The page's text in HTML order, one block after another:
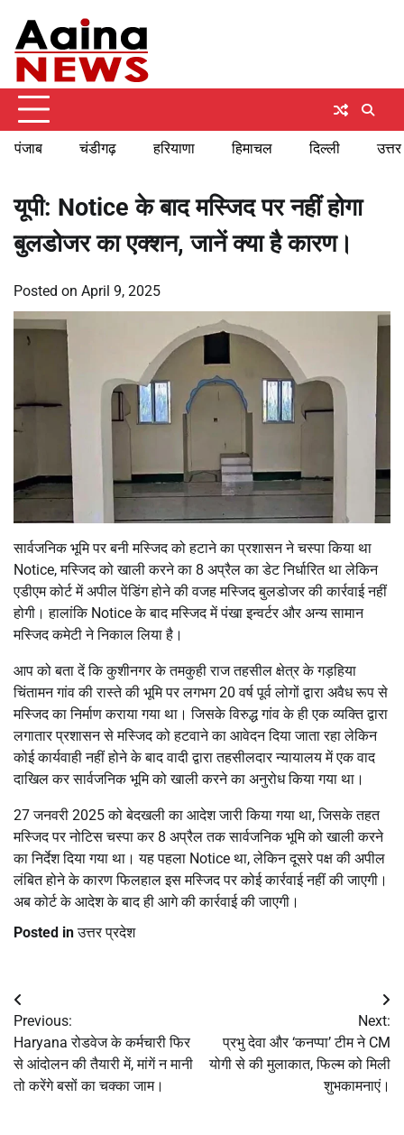
content
पंजाब चंडीगढ़ हरियाणा हिमाचल दिल्ली
यूपी: Notice के बाद मस्जिद पर नहीं होगा
बुलडोजर का एक्शन, जानें क्या है कारण।
Posted on April 9, 2025
सार्वजनिक भूमि पर बनी मस्जिद को हटाने का प्रशासन ने चस्पा किया था
Notice, मस्जिद को खाली करने का 8 अप्रैल का डेट निर्धारित था लेकिन
एडीएम कोर्ट में अपील पेंडिंग होने की वजह मस्जिद बुलडोजर की कार्रवाई नहीं
होगी। हालांकि Notice के बाद मस्जिद में पंखा इन्वर्टर और अन्य सामान
मस्जिद कमेटी ने निकाल लिया है।
आप को बता दें कि कुशीनगर के तमकुही राज तहसील क्षेत्र के गड़हिया
चिंतामन गांव की रास्ते की भूमि पर लगभग 20 वर्ष पूर्व लोगों द्वारा अवैध रूप से
मस्जिद का निर्माण कराया गया था। जिसके विरुद्ध गांव के ही एक व्यक्ति द्वारा
लगातार प्रशासन से मस्जिद को हटवाने का आवेदन दिया जाता रहा लेकिन
कोई कार्यवाही नहीं होने के बाद वादी द्वारा तहसीलदार न्यायालय में एक वाद
दाखिल कर सार्वजनिक भूमि को खाली करने का अनुरोध किया गया था।
27 जनवरी 2025 को बेदखली का आदेश जारी किया गया था, जिसके तहत
मस्जिद पर नोटिस चस्पा कर 8 अप्रैल तक सार्वजनिक भूमि को खाली करने
का निर्देश दिया गया था। यह पहला Notice था, लेकिन दूसरे पक्ष की अपील
लंबित होने के कारण फिलहाल इस मस्जिद पर कोई कार्रवाई नहीं की जाएगी।
अब कोर्ट के आदेश के बाद ही आगे की कार्रवाई की जाएगी।
Posted inउत्तर प्रदेश
Post
navigation
Previous:
Haryana रोडवेज के कर्मचारी फिर
से आंदोलन की तैयारी में, मांगें न मानी
तो करेंगे बसों का चक्का जाम।
Next:
प्रभु देवा और ‘कनप्पा’ टीम ने CM
योगी से की मुलाकात, फिल्म को मिली
शुभकामनाएं।